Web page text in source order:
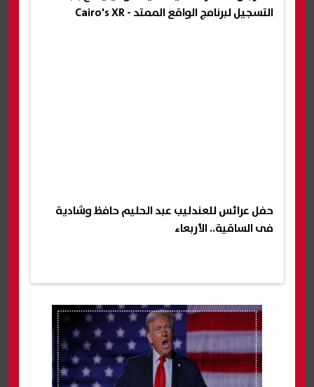
التسجيل لبرنامج الواقع الممتد - Cairo's XR
حفل عرائس للعندليب عبد الحليم حافظ وشادية
فى الساقية.. الأربعاء